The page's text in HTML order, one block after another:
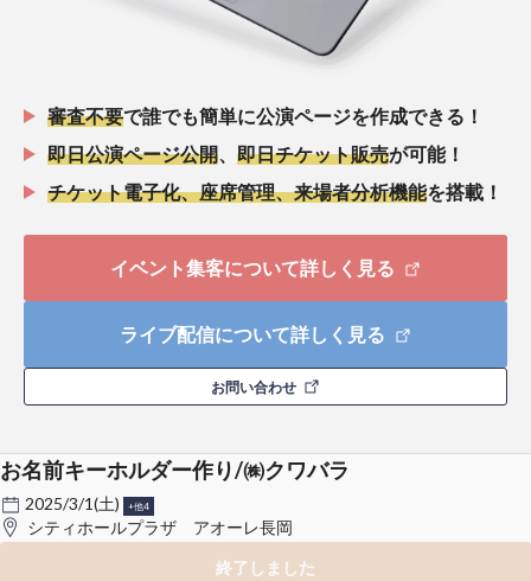
審査不要で誰でも簡単に公演ページを作成できる！
即日公演ページ公開
即日チケット販売が可能！
チケット電子化、座席管理、来場者分析機能を搭載！
イベント集客について詳しく見る
ライブ配信について詳しく見る
お問い合わせ
お名前キーホルダー作り/㈱クワバラ
2025/3/1(土) +他4
シティホールプラザ アオーレ長岡
終了しました